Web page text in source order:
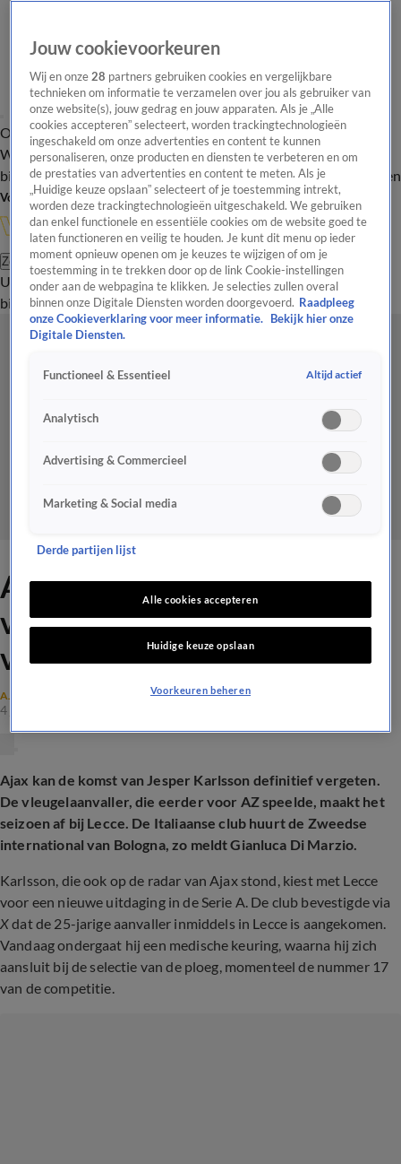
Overzicht Onze programma's Uitzendingen Onze gezichten
In de
WandelgangenInterviewsUitzending
bijwonenPodcastShopVeelgestelde vragenKijkersvraag insturen
Volg Vandaag Inside
Zoeken
UitzendingenVandaag InsideDe OranjezomerShopUitzending
bijwonen
Ajax kan komst Karlsson
vergeten; aanvaller kiest
voor US Lecce
AJAX
4 jan 2025, 13:18
Ajax kan de komst van Jesper Karlsson definitief vergeten.
De vleugelaanvaller, die eerder voor AZ speelde, maakt het
seizoen af bij Lecce. De Italiaanse club huurt de Zweedse
international van Bologna, zo meldt Gianluca Di Marzio.
Karlsson, die ook op de radar van Ajax stond, kiest met Lecce
voor een nieuwe uitdaging in de Serie A. De club bevestigde via
Xdat de 25-jarige aanvaller inmiddels in Lecce is aangekomen.
Vandaag ondergaat hij een medische keuring, waarna hij zich
aansluit bij de selectie van de ploeg, momenteel de nummer 17
van de competitie.
Jouw cookievoorkeuren
Wij en onze28 partners gebruiken cookies en vergelijkbare
technieken om informatie te verzamelen over jou als gebruiker van
onze website(s), jouw gedrag en jouw apparaten. Als je „Alle
cookies accepteren” selecteert, worden trackingtechnologieën
ingeschakeld om onze advertenties en content te kunnen
personaliseren, onze producten en diensten te verbeteren en om
de prestaties van advertenties en content te meten. Als je
„Huidige keuze opslaan” selecteert of je toestemming intrekt,
worden deze trackingtechnologieën uitgeschakeld. We gebruiken
dan enkel functionele en essentiële cookies om de website goed te
laten functioneren en veilig te houden. Je kunt dit menu op ieder
moment opnieuw openen om je keuzes te wijzigen of om je
toestemming in te trekken door op de link Cookie-instellingen
onder aan de webpagina te klikken. Je selecties zullen overal
binnen onze Digitale Diensten worden doorgevoerd. Raadpleeg
onze Cookieverklaring voor meer informatie.
Bekijk hier onze
Digitale Diensten.
Functioneel & Essentieel Altijd actief
Analytisch
Advertising & Commercieel
Marketing & Social media
Derde partijen lijst
Alle cookies accepteren
Huidige keuze opslaan
Voorkeuren beheren